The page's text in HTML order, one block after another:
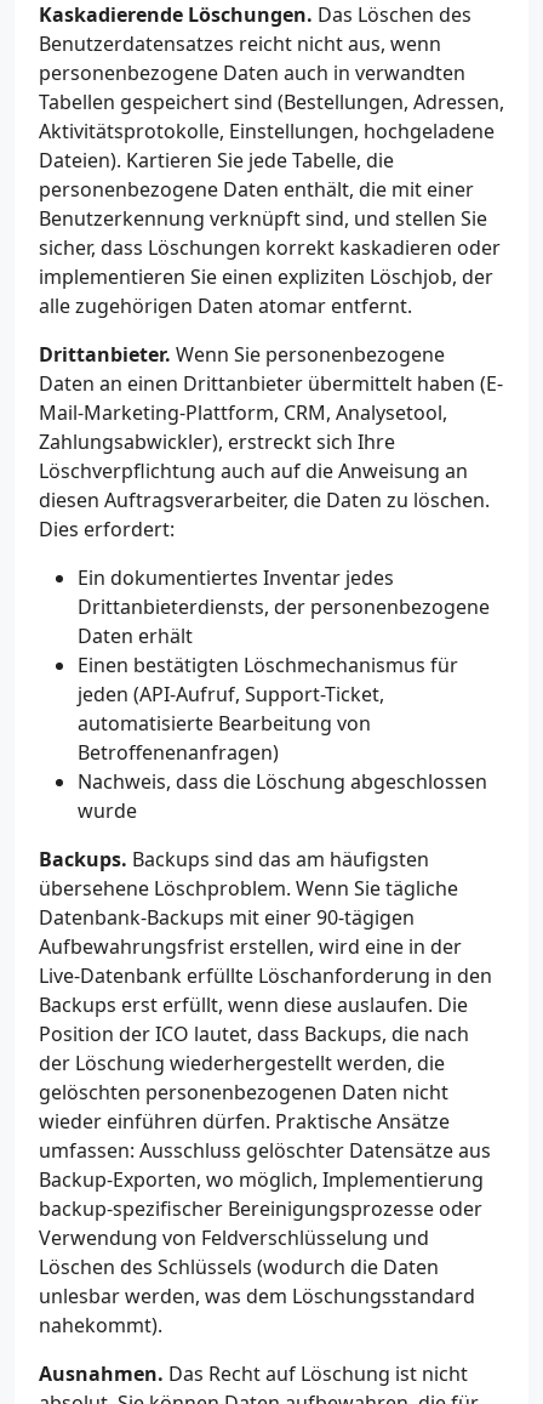
Kaskadierende Löschungen. Das Löschen des
Benutzerdatensatzes reicht nicht aus, wenn
personenbezogene Daten auch in verwandten
Tabellen gespeichert sind (Bestellungen, Adressen,
Aktivitätsprotokolle, Einstellungen, hochgeladene
Dateien). Kartieren Sie jede Tabelle, die
personenbezogene Daten enthält, die mit einer
Benutzerkennung verknüpft sind, und stellen Sie
sicher, dass Löschungen korrekt kaskadieren oder
implementieren Sie einen expliziten Löschjob, der
alle zugehörigen Daten atomar entfernt.
Drittanbieter. Wenn Sie personenbezogene
Daten an einen Drittanbieter übermittelt haben (E-
Mail-Marketing-Plattform, CRM, Analysetool,
Zahlungsabwickler), erstreckt sich Ihre
Löschverpflichtung auch auf die Anweisung an
diesen Auftragsverarbeiter, die Daten zu löschen.
Dies erfordert:
Ein dokumentiertes Inventar jedes
Drittanbieterdiensts, der personenbezogene
Daten erhält
Einen bestätigten Löschmechanismus für
jeden (API-Aufruf, Support-Ticket,
automatisierte Bearbeitung von
Betroffenenanfragen)
Nachweis, dass die Löschung abgeschlossen
wurde
Backups. Backups sind das am häufigsten
übersehene Löschproblem. Wenn Sie tägliche
Datenbank-Backups mit einer 90-tägigen
Aufbewahrungsfrist erstellen, wird eine in der
Live-Datenbank erfüllte Löschanforderung in den
Backups erst erfüllt, wenn diese auslaufen. Die
Position der ICO lautet, dass Backups, die nach
der Löschung wiederhergestellt werden, die
gelöschten personenbezogenen Daten nicht
wieder einführen dürfen. Praktische Ansätze
umfassen: Ausschluss gelöschter Datensätze aus
Backup-Exporten, wo möglich, Implementierung
backup-spezifischer Bereinigungsprozesse oder
Verwendung von Feldverschlüsselung und
Löschen des Schlüssels (wodurch die Daten
unlesbar werden, was dem Löschungsstandard
nahekommt).
Ausnahmen. Das Recht auf Löschung ist nicht